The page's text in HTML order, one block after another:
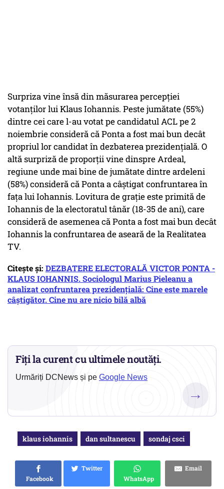
Surpriza vine însă din măsurarea percepţiei
votanţilor lui Klaus Iohannis. Peste jumătate (55%)
dintre cei care l-au votat pe candidatul ACL pe 2
noiembrie consideră că Ponta a fost mai bun decât
propriul lor candidat în dezbaterea prezidenţială. O
altă surpriză de proporţii vine dinspre Ardeal,
regiune unde mai bine de jumătate dintre ardeleni
(58%) consideră că Ponta a câştigat confruntarea în
faţa lui Iohannis. Lovitura de graţie este primită de
Iohannis de la electoratul tânăr (18-35 de ani), care
consideră de asemenea că Ponta a fost mai bun decât
Iohannis la confruntarea de aseară de la Realitatea
TV.
Citește și: DEZBATERE ELECTORALĂ VICTOR PONTA -
KLAUS IOHANNIS. Sociologul Marius Pieleanu a
analizat confruntarea prezidențială: Cine este marele
câștigător. Cine nu are nicio bilă albă
Fiți la curent cu ultimele noutăți.
Urmăriți DCNews și pe Google News
→
klaus iohannis dan sultanescu sondaj csci
Facebook
Twitter
WhatsApp
Email